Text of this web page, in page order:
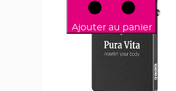
Ajouter au panier